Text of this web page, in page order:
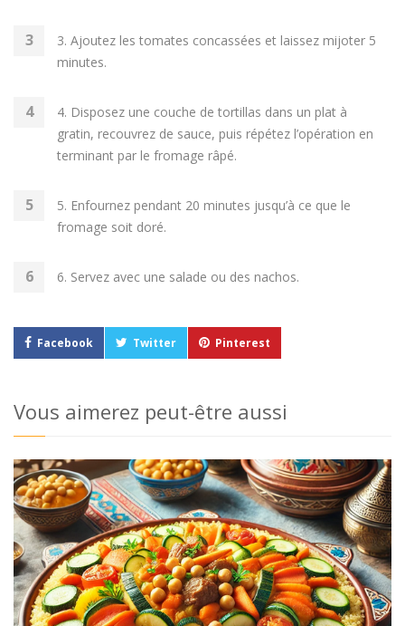
3. Ajoutez les tomates concassées et laissez mijoter 5
minutes.
4. Disposez une couche de tortillas dans un plat à
gratin, recouvrez de sauce, puis répétez l’opération en
terminant par le fromage râpé.
5. Enfournez pendant 20 minutes jusqu’à ce que le
fromage soit doré.
6. Servez avec une salade ou des nachos.
Facebook Twitter Pinterest
Vous aimerez peut-être aussi